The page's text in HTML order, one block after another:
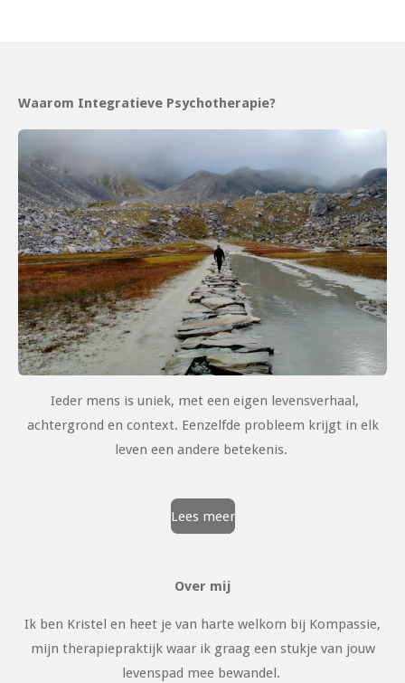
Waarom Integratieve Psychotherapie?
Ieder mens is uniek, met een eigen levensverhaal,
achtergrond en context. Eenzelfde probleem krijgt in elk
leven een andere betekenis.
Lees meer
Over mij
Ik ben Kristel en heet je van harte welkom bij Kompassie,
mijn therapiepraktijk waar ik graag een stukje van jouw
levenspad mee bewandel.